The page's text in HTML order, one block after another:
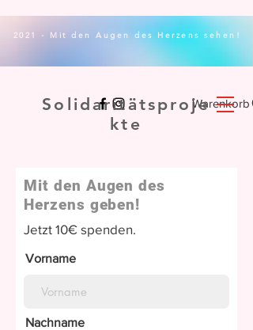
Warenkorb
Solidaritätsproje
kte
2021 - Mit den Augen des Herzens sehen!
Mit den Augen des
Herzens geben!
Jetzt 10€ spenden.
Vorname
Nachname